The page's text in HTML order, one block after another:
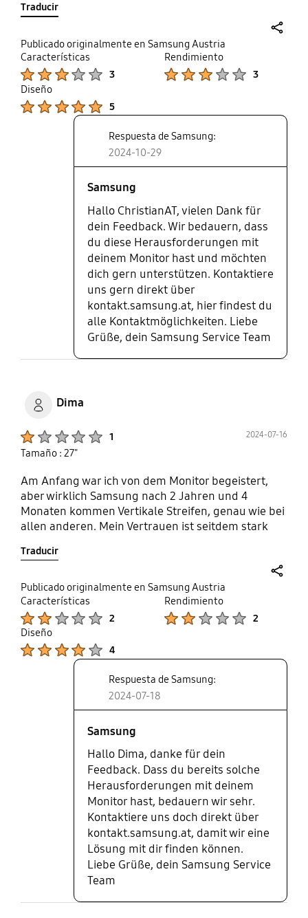
Manchmal muss man aber leider doch den PC
öfters neustarten, wirkt so als hätte der HDMI/DP
Anschluss einen Fehler. Ansonsten find ich den
Monitor echt klasse! Schade das bei mir die
Garantie ausgelaufen ist und ich es nicht früher
gepostet habe.
Traducir
Publicado originalmente en Samsung Austria
Características
3
Rendimiento
3
Diseño
5
Respuesta de Samsung:
2024-10-29
Samsung
Hallo ChristianAT, vielen Dank für
dein Feedback. Wir bedauern, dass
du diese Herausforderungen mit
deinem Monitor hast und möchten
dich gern unterstützen. Kontaktiere
uns gern direkt über
kontakt.samsung.at, hier findest du
alle Kontaktmöglichkeiten. Liebe
Grüße, dein Samsung Service Team
Dima
1 2024-07-16
Tamaño : 27"
Am Anfang war ich von dem Monitor begeistert,
aber wirklich Samsung nach 2 Jahren und 4
Monaten kommen Vertikale Streifen, genau wie bei
allen anderen. Mein Vertrauen ist seitdem stark
Traducir
Publicado originalmente en Samsung Austria
Características
2
Rendimiento
2
Diseño
4
Respuesta de Samsung:
2024-07-18
Samsung
Hallo Dima, danke für dein
Feedback. Dass du bereits solche
Herausforderungen mit deinem
Monitor hast, bedauern wir sehr.
Kontaktiere uns doch direkt über
kontakt.samsung.at, damit wir eine
Lösung mit dir finden können.
Liebe Grüße, dein Samsung Service
Team